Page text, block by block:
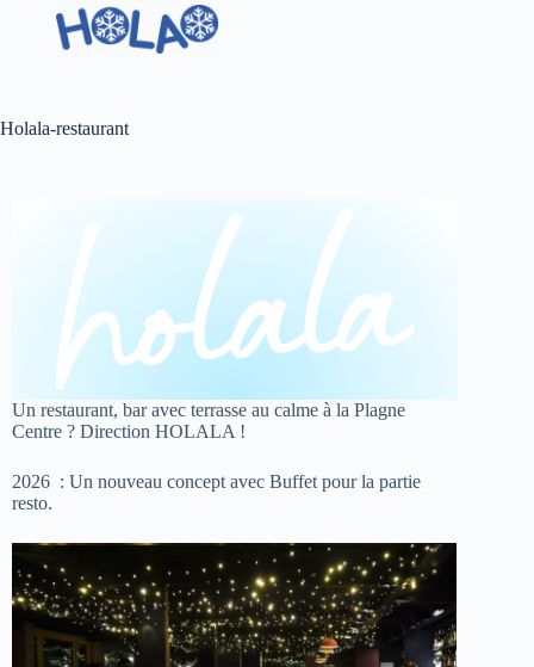
Holala-restaurant
Un restaurant, bar avec terrasse au calme à la Plagne
Centre ? Direction HOLALA !
2026 : Un nouveau concept avec Buffet pour la partie
resto.